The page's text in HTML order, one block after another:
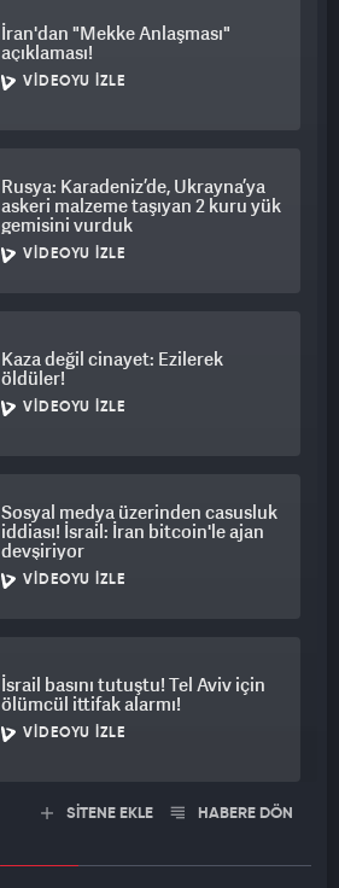
İran'dan "Mekke Anlaşması"
açıklaması!
VIDEOYU İZLE
Rusya: Karadeniz’de, Ukrayna’ya
askeri malzeme taşıyan 2 kuru yük
gemisini vurduk
VIDEOYU İZLE
Kaza değil cinayet: Ezilerek
öldüler!
VIDEOYU İZLE
Sosyal medya üzerinden casusluk
iddiası! İsrail: İran bitcoin'le ajan
devşiriyor
VIDEOYU İZLE
İsrail basını tutuştu! Tel Aviv için
ölümcül ittifak alarmı!
VIDEOYU İZLE
SİTENE EKLE HABERE DÖN